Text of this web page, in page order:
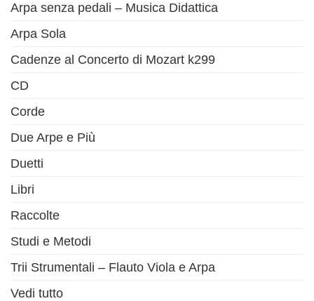
Arpa senza pedali – Musica Didattica
Arpa Sola
Cadenze al Concerto di Mozart k299
CD
Corde
Due Arpe e Più
Duetti
Libri
Raccolte
Studi e Metodi
Trii Strumentali – Flauto Viola e Arpa
Vedi tutto